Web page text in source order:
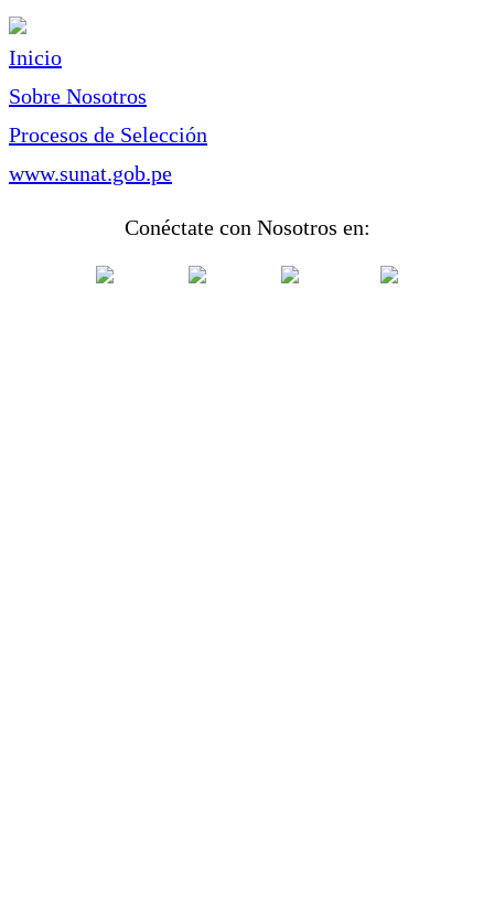
Inicio
Sobre Nosotros
Procesos de Selección
www.sunat.gob.pe
Conéctate con Nosotros en: